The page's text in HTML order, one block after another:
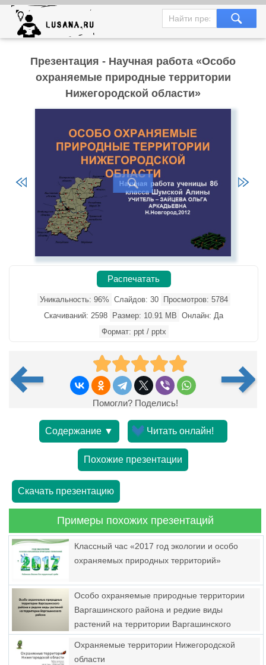
Презентация - Научная работа «Особо
охраняемые природные территории
Нижегородской области»
Распечатать
Уникальность: 96% Слайдов: 30
Просмотров: 5784
Скачиваний: 2598
Размер: 10.91 MB Онлайн: Да
Формат: ppt / pptx
Помогли? Поделись!
Содержание ▼ Читать онлайн!
Похожие презентации
Скачать презентацию
Примеры похожих презентаций
Классный час «2017 год экологии и особо
охраняемых природных территорий»
Особо охраняемые природные территории
Варгашинского района и редкие виды
растений на территории Варгашинского
Охраняемые территории Нижегородской
области